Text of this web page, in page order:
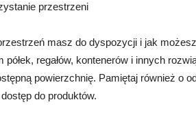
przestrzeni
masz do dyspozycji i jak
półek, regałów, kontenerów i innych
powierzchnię. Pamiętaj również o
do produktów.